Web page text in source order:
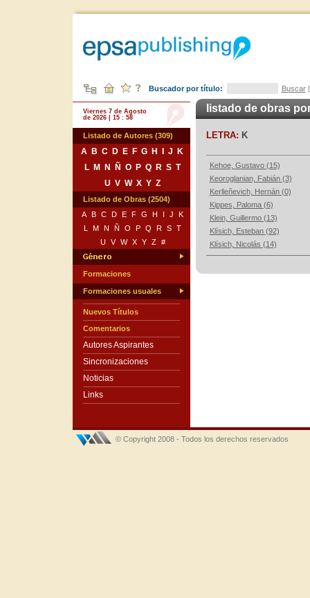
Buscador por título: Buscar
Viernes 7 de Agosto
de 2026 | 15 : 58
Listado de Autores (309)
A B C D E F G H J
K
L
M N Ñ O P Q R S T
U V W X Y Z
Listado de Obras (2504)
A
B C D E F G H I J
K
L
M N Ñ O P Q R S T
U
V W X Y Z #
Formaciones
Formaciones usuales
Nuevos Títulos
Comentarios
Autores Aspirantes
Sincronizaciones
Noticias
Links
listado de obras
LETRA: K
Kehoe, Gustavo (15)
Keoroglanian, Fabián (3)
Kerlleñevich, Hernán (0)
Kippes, Paloma (6)
Klein, Guillermo (13)
Klísich, Esteban (92)
Klísich, Nicolás (14)
© Copyright 2008 - Todos los derechos reservados